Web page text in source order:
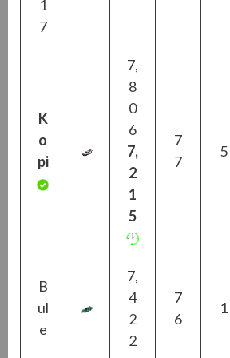
1
7
K
o
pi
7,
8
0
6
7,
2
1
5
7
7
5
B
ul
e
7,
4
2
2
7
6
1